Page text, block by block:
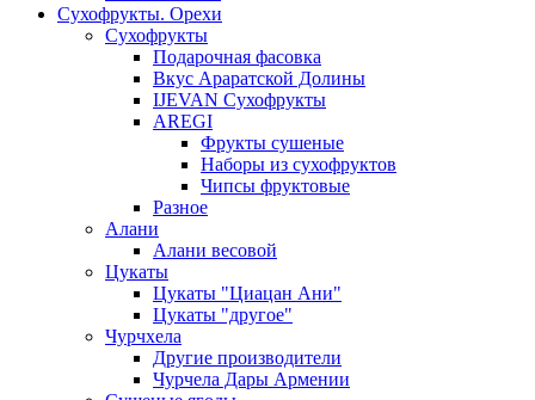
Сухофрукты. Орехи
Сухофрукты
Подарочная фасовка
Вкус Араратской Долины
IJEVAN Сухофрукты
AREGI
Фрукты сушеные
Наборы из сухофруктов
Чипсы фруктовые
Разное
Алани
Алани весовой
Цукаты
Цукаты "Циацан Ани"
Цукаты "другое"
Чурчхела
Другие производители
Чурчела Дары Армении